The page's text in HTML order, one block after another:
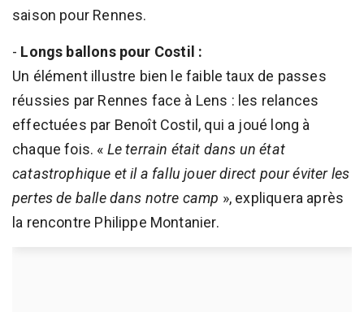
saison pour Rennes.
- Longs ballons pour Costil :
Un élément illustre bien le faible taux de passes
réussies par Rennes face à Lens : les relances
effectuées par Benoît Costil, qui a joué long à
chaque fois. « Le terrain était dans un état
catastrophique et il a fallu jouer direct pour éviter les
pertes de balle dans notre camp », expliquera après
la rencontre Philippe Montanier.